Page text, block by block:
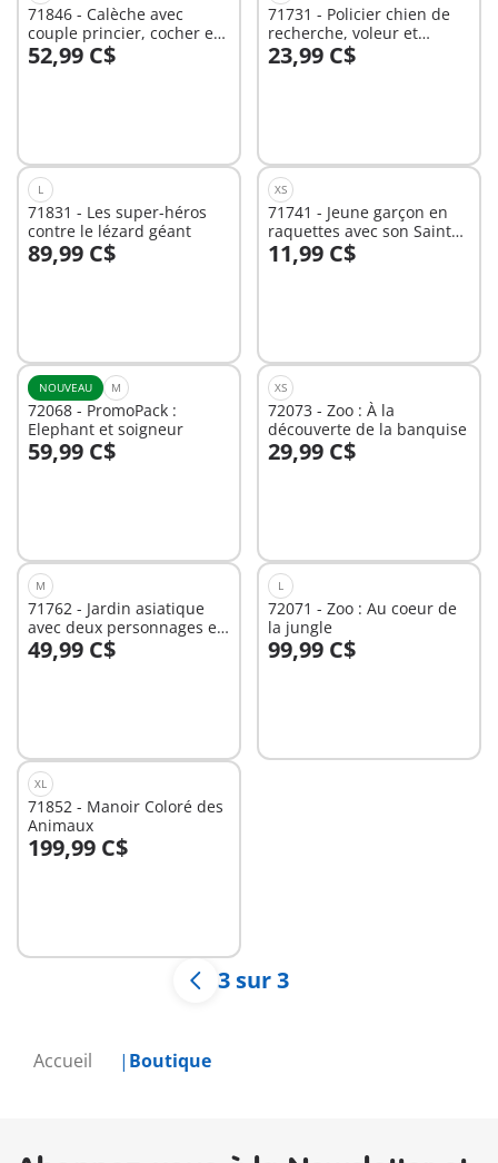
Accueil Boutique
71846 - Calèche avec
couple princier, cocher et
cadeau
52,99 C$
Au panier
71731 - Policier chien de
recherche, voleur et
accessoires
23,99 C$
Au panier
L
71831 - Les super-héros
contre le lézard géant
89,99 C$
Au panier
XS
71741 - Jeune garçon en
raquettes avec son Saint
Bernard
11,99 C$
Au panier
NOUVEAU M
72068 - PromoPack :
Elephant et soigneur
59,99 C$
Au panier
XS
72073 - Zoo : À la
découverte de la banquise
29,99 C$
Au panier
M
71762 - Jardin asiatique
avec deux personnages et
pandas
49,99 C$
Au panier
L
72071 - Zoo : Au coeur de
la jungle
99,99 C$
Au panier
XL
71852 - Manoir Coloré des
Animaux
199,99 C$
3 sur 3